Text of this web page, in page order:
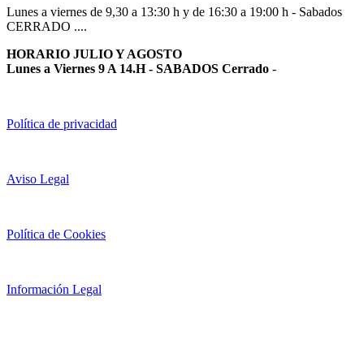
Lunes a viernes de 9,30 a 13:30 h y de 16:30 a 19:00 h - Sabados
CERRADO ....
HORARIO JULIO Y AGOSTO
Lunes a Viernes 9 A 14.H - SABADOS Cerrado -
Política de privacidad
Aviso Legal
Política de Cookies
Información Legal